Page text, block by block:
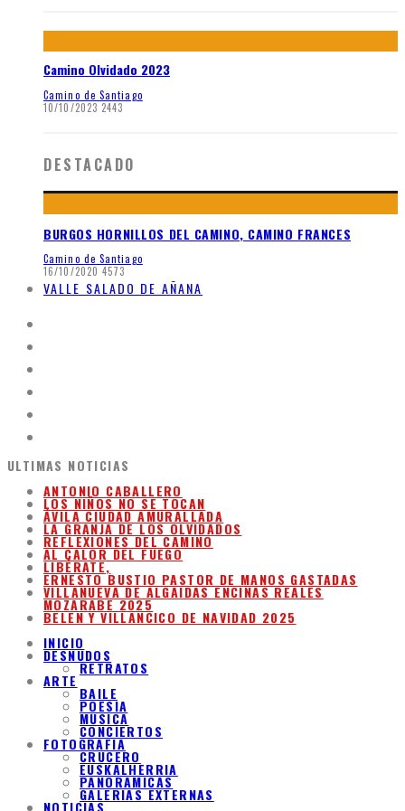
Camino Olvidado 2023
Camino de Santiago
10/10/2023 2443
DESTACADO
BURGOS HORNILLOS DEL CAMINO, CAMINO FRANCES
Camino de Santiago
16/10/2020 4573
VALLE SALADO DE AÑANA
ULTIMAS NOTICIAS
ANTONIO CABALLERO
LOS NIÑOS NO SE TOCAN
ÁVILA CIUDAD AMURALLADA
LA GRANJA DE LOS OLVIDADOS
REFLEXIONES DEL CAMINO
AL CALOR DEL FUEGO
LIBÉRATE,
ERNESTO BUSTIO PASTOR DE MANOS GASTADAS
VILLANUEVA DE ALGAIDAS ENCINAS REALES
MOZARABE 2025
BELEN Y VILLANCICO DE NAVIDAD 2025
INICIO
DESNUDOS
RETRATOS
ARTE
BAILE
POESIA
MUSICA
CONCIERTOS
FOTOGRAFIA
CRUCERO
EUSKALHERRIA
PANORAMICAS
GALERIAS EXTERNAS
NOTICIAS